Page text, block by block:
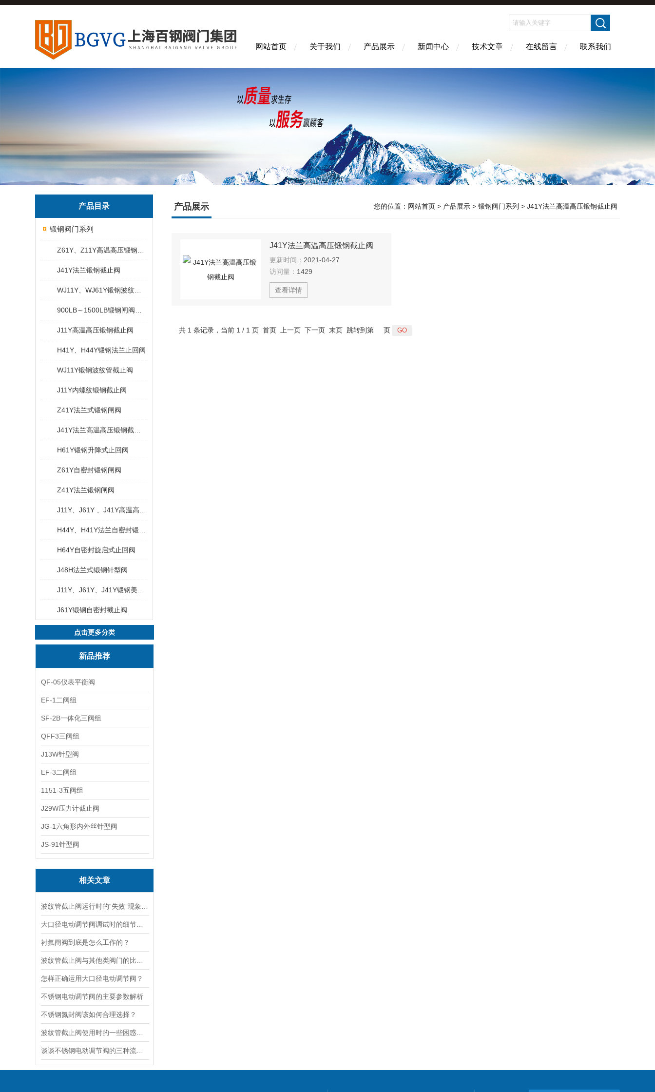
网站首页 关于我们 产品展示 新闻中心 技术文章 在线留言 联系我们
产品目录
锻钢阀门系列
J41Y法兰锻钢截止阀
J11Y高温高压锻钢截止阀
H41Y、H44Y锻钢法兰止回阀
WJ11Y锻钢波纹管截止阀
J11Y内螺纹锻钢截止阀
Z41Y法兰式锻钢闸阀
H61Y锻钢升降式止回阀
Z61Y自密封锻钢闸阀
Z41Y法兰锻钢闸阀
H64Y自密封旋启式止回阀
J48H法兰式锻钢针型阀
J61Y锻钢自密封截止阀
点击更多分类
新品推荐
QF-05仪表平衡阀
EF-1二阀组
SF-2B一体化三阀组
QFF3三阀组
J13W针型阀
EF-3二阀组
1151-3五阀组
J29W压力计截止阀
JG-1六角形内外丝针型阀
JS-91针型阀
相关文章
衬氟闸阀到底是怎么工作的？
怎样正确运用大口径电动调节阀？
不锈钢电动调节阀的主要参数解析
不锈钢氮封阀该如何合理选择？
产品展示 您的位置： 网站首页 > 产品展示 > 锻钢阀门系列 > J41Y法兰高温高压锻钢截止阀
J41Y法兰高温高压锻钢截止阀
更新时间： 2021-04-27
访问量： 1429
查看详情
共 1 条记录，当前 1 / 1 页 首页 上一页 下一页 末页 跳转到第 页